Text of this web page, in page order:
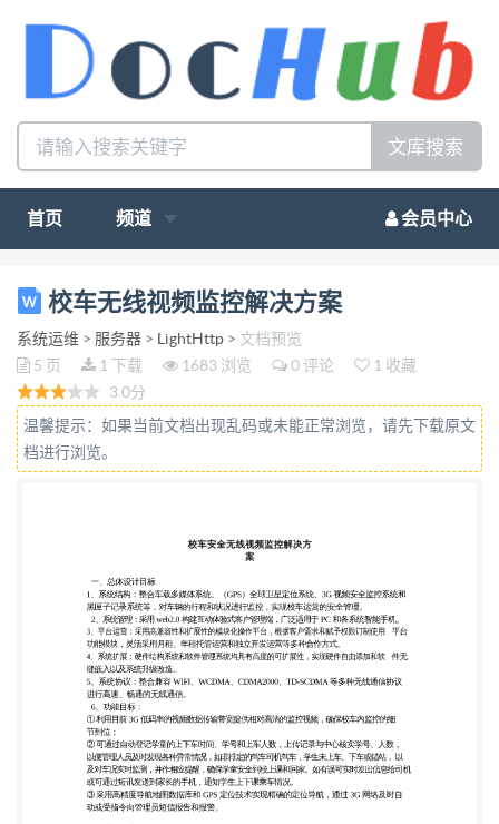
文库搜索
首页 频道 会员中心
校车安全无线视频监控解决方 案 一、总体设计目标
1、系统结构：整合车载多媒体系统、（GPS）全球
卫星定位系统、3G 视频安全监控系统和 黑匣子记录
系统等，对车辆的行程和状况进行监控，实现校车运
营的安全管理。 2、系统管理：采用 web2.0 构建互动
体验式客户管理端，广泛适用于 PC 和各系统智能手
功能模块，灵活采用月租、年租托管运营和独立开发
运营等多种合作方式。 4、系统扩展：硬件结构系统
和软件管理系统均具有高度的可扩展性，实现硬件自
由添加和软 件无 缝嵌入以及系统升级改造。 5、系统
协议：整合兼容 WIFI、WCDMA、CDMA2000、
TD-SCDMA 等多种无线通信协议 进行高速、畅通的
无线通信。 6、功能目标： ① 利用目前 3G 低码率的
视频数据传输带宽提供相对高清的监控视频，确保校
车内监控的细 节到位； ② 可通过自动登记学童的上
校车无线视频监控解决方案
系统运维 > 服务器 > LightHttp > 文档预览
5 页
1 下载 1683 浏览 0 评论
1 收藏
3.0分
温馨提示：如果当前文档出现乱码或未能正常浏览，请先下载原文
档进行浏览。